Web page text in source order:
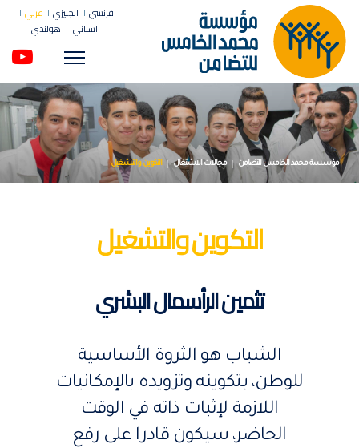
فرنسي انجليزي
عربي
اسباني
هولندي
Menu
مؤسسة محمد الخامس للتضامن مجالات الاشتغال التكوين والتشغيل
التكوين والتشغيل
تثمين الرأسمال البشري
الشباب هو الثروة الأساسية
للوطن، بتكوينه وتزويده بالإمكانيات
اللازمة لإثبات ذاته في الوقت
الحاضر، سيكون قادرا على رفع